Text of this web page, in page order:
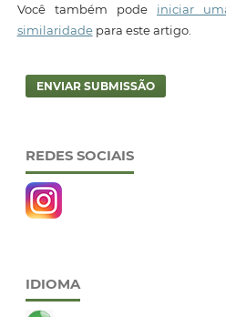
Você também pode iniciar
similaridadepara este artigo.
ENVIAR SUBMISSÃO
REDES SOCIAIS
IDIOMA